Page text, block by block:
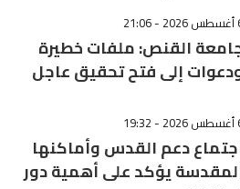
القنص: ملفات خطيرة
إلى فتح تحقيق عاجل
دعم القدس وأماكنها
يؤكد على أهمية دور